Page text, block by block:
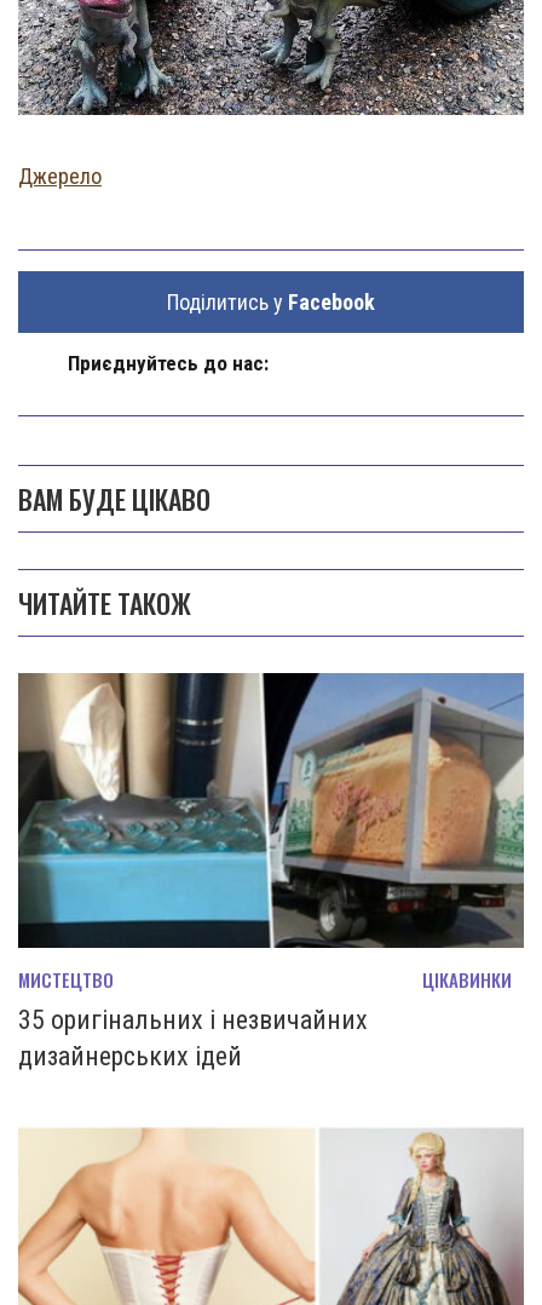
Джерело
Поділитись у Facebook
Приєднуйтесь до нас:
ВАМ БУДЕ ЦІКАВО
ЧИТАЙТЕ ТАКОЖ
МИСТЕЦТВО ЦІКАВИНКИ
35 оригінальних і незвичайних
дизайнерських ідей